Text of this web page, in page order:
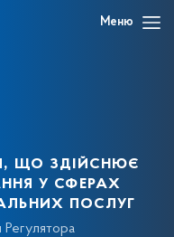
Меню
що здійснює
у сферах
послуг
Регулятора